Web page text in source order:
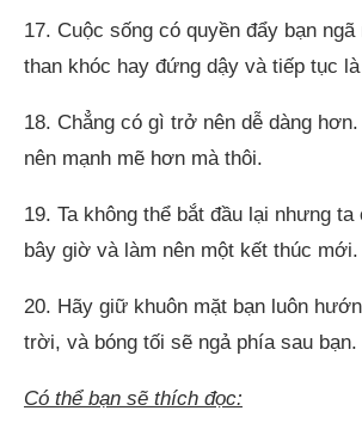
17. Cuộc sống có quyền đẩy bạn
than khóc hay đứng dậy và tiếp tục
18. Chẳng có gì trở nên dễ dàng
nên mạnh mẽ hơn mà thôi.
19. Ta không thể bắt đầu lại nhưng
bây giờ và làm nên một kết thúc mới.
20. Hãy giữ khuôn mặt bạn luôn
trời, và bóng tối sẽ ngả phía sau bạn.
Có thể bạn sẽ thích đọc: